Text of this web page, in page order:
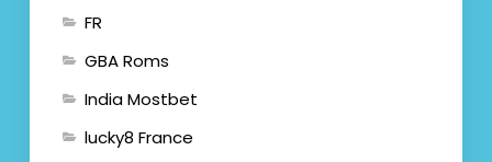
FR
GBA Roms
India Mostbet
lucky8 France